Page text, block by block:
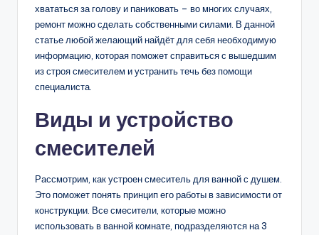
хвататься за голову и паниковать – во многих случаях,
ремонт можно сделать собственными силами. В данной
статье любой желающий найдёт для себя необходимую
информацию, которая поможет справиться с вышедшим
из строя смесителем и устранить течь без помощи
специалиста.
Виды и устройство
смесителей
Рассмотрим, как устроен смеситель для ванной с душем.
Это поможет понять принцип его работы в зависимости от
конструкции. Все смесители, которые можно
использовать в ванной комнате, подразделяются на 3